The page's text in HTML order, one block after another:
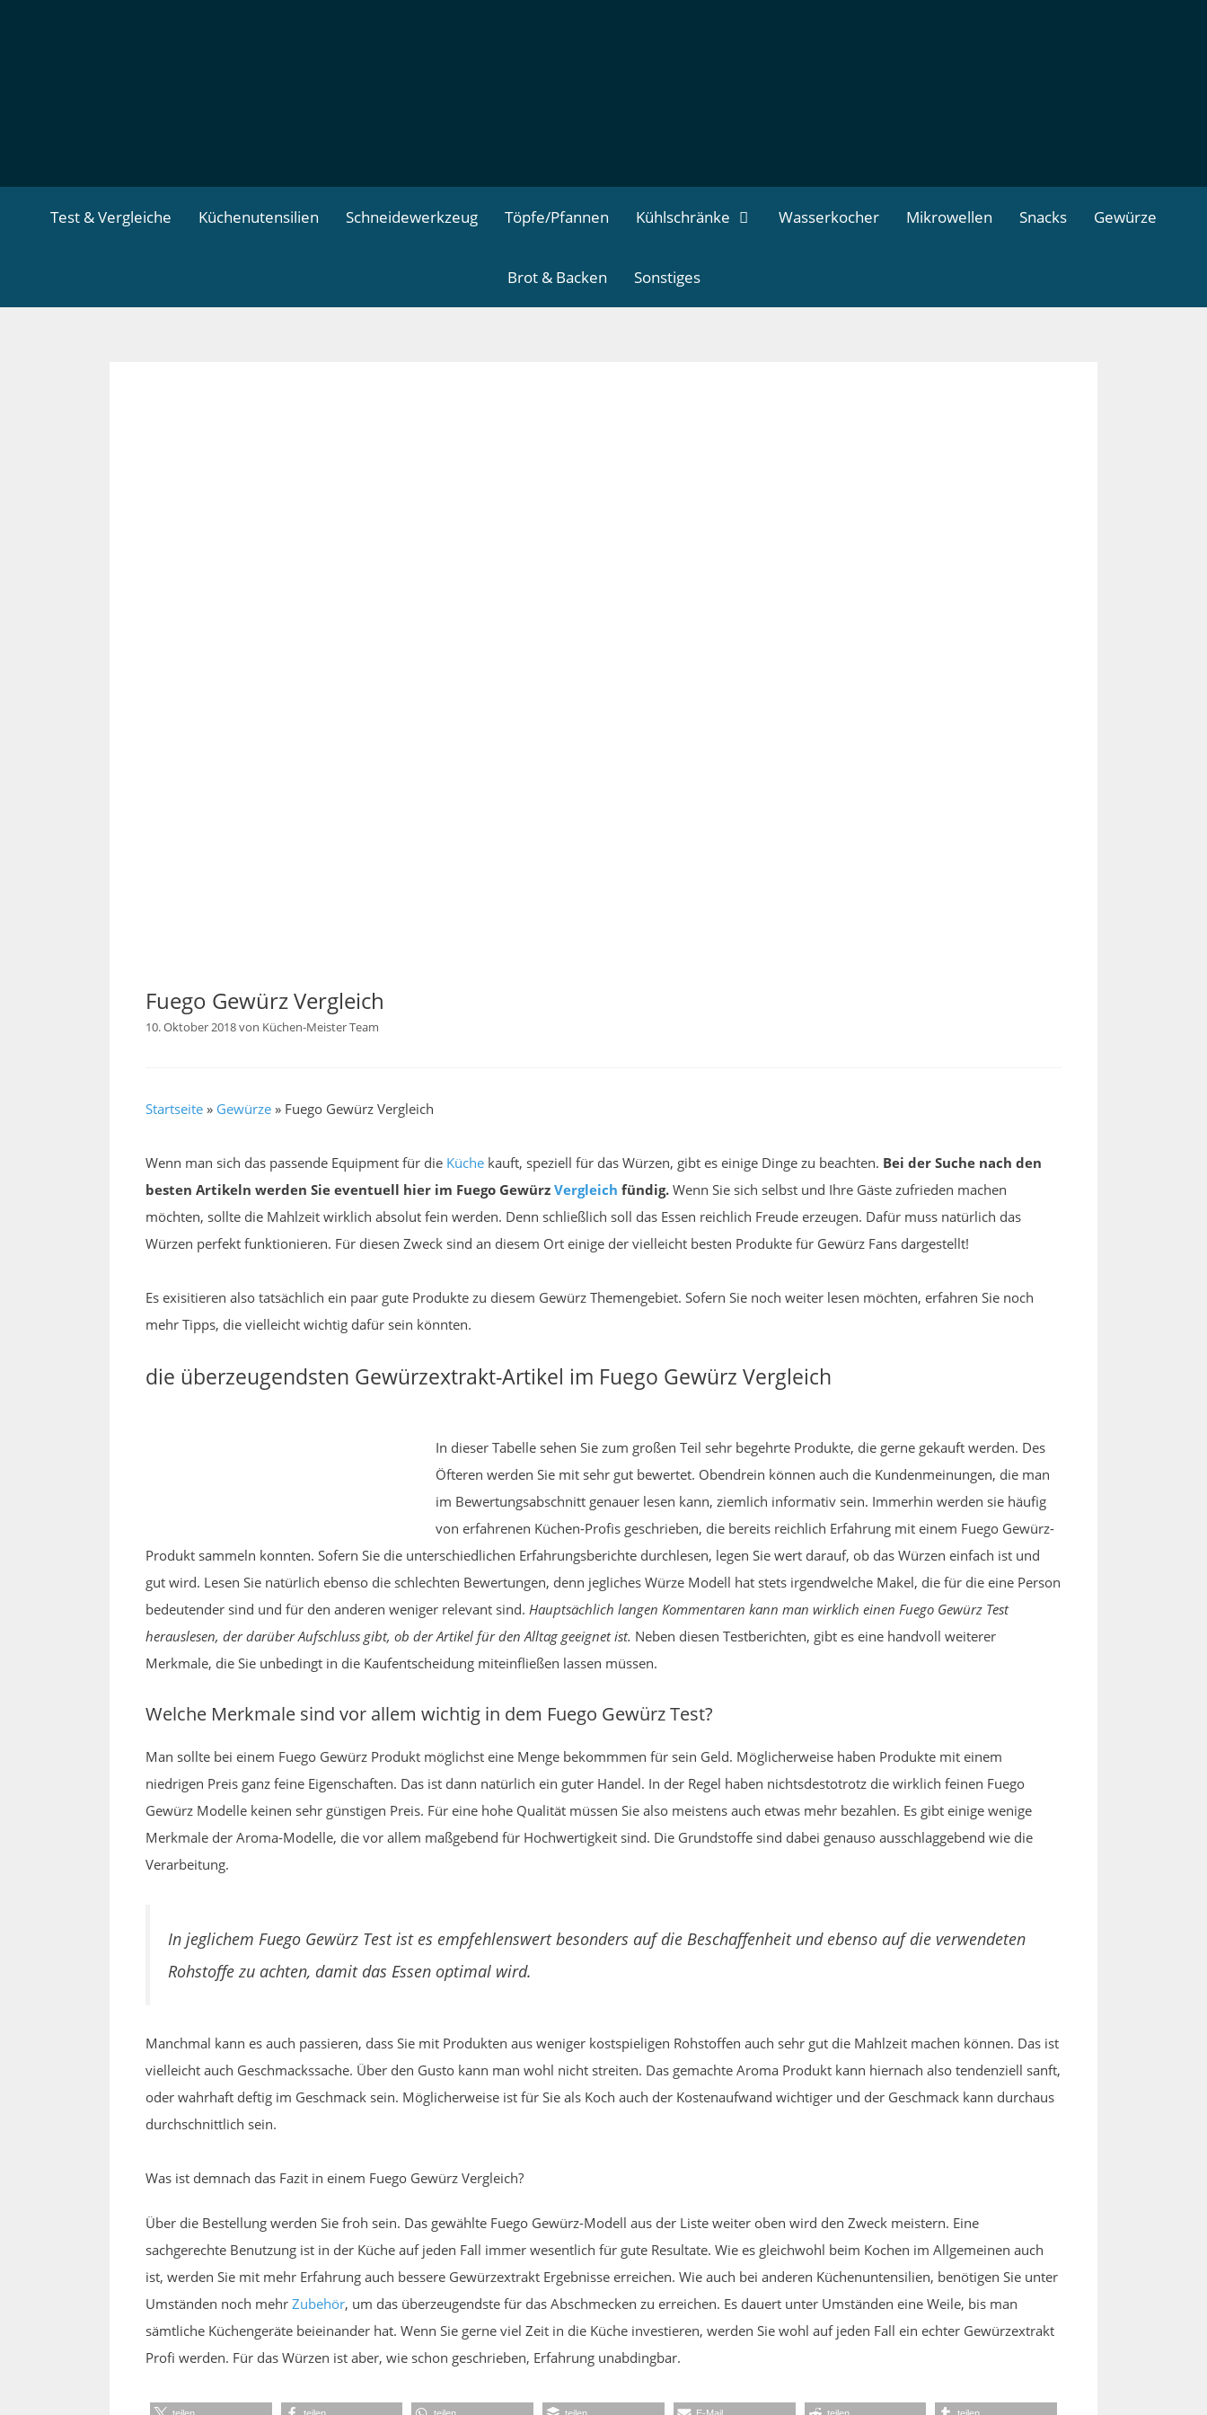
Test & Vergleiche Küchenutensilien Schneidewerkzeug Töpfe/Pfannen Kühlschränke Wasserkocher Mikrowellen Snacks Gewürze
Brot & Backen Sonstiges
Fuego Gewürz Vergleich
10. Oktober 2018von Küchen-Meister Team
Startseite » Gewürze » Fuego Gewürz Vergleich
Wenn man sich das passende Equipment für die Küche kauft, speziell für das Würzen, gibt es einige Dinge zu beachten. Bei der Suche nach den
besten Artikeln werden Sie eventuell hier im Fuego Gewürz Vergleich fündig. Wenn Sie sich selbst und Ihre Gäste zufrieden machen
möchten, sollte die Mahlzeit wirklich absolut fein werden. Denn schließlich soll das Essen reichlich Freude erzeugen. Dafür muss natürlich das
Würzen perfekt funktionieren. Für diesen Zweck sind an diesem Ort einige der vielleicht besten Produkte für Gewürz Fans dargestellt!
Es exisitieren also tatsächlich ein paar gute Produkte zu diesem Gewürz Themengebiet. Sofern Sie noch weiter lesen möchten, erfahren Sie noch
mehr Tipps, die vielleicht wichtig dafür sein könnten.
die überzeugendsten Gewürzextrakt-Artikel im Fuego Gewürz Vergleich
In dieser Tabelle sehen Sie zum großen Teil sehr begehrte Produkte, die gerne gekauft werden. Des
Öfteren werden Sie mit sehr gut bewertet. Obendrein können auch die Kundenmeinungen, die man
im Bewertungsabschnitt genauer lesen kann, ziemlich informativ sein. Immerhin werden sie häufig
von erfahrenen Küchen-Profis geschrieben, die bereits reichlich Erfahrung mit einem Fuego Gewürz-
Produkt sammeln konnten. Sofern Sie die unterschiedlichen Erfahrungsberichte durchlesen, legen Sie wert darauf, ob das Würzen einfach ist und
gut wird. Lesen Sie natürlich ebenso die schlechten Bewertungen, denn jegliches Würze Modell hat stets irgendwelche Makel, die für die eine Person
bedeutender sind und für den anderen weniger relevant sind. Hauptsächlich langen Kommentaren kann man wirklich einen Fuego Gewürz Test
herauslesen, der darüber Aufschluss gibt, ob der Artikel für den Alltag geeignet ist. Neben diesen Testberichten, gibt es eine handvoll weiterer
Merkmale, die Sie unbedingt in die Kaufentscheidung miteinfließen lassen müssen.
Welche Merkmale sind vor allem wichtig in dem Fuego Gewürz Test?
Man sollte bei einem Fuego Gewürz Produkt möglichst eine Menge bekommmen für sein Geld. Möglicherweise haben Produkte mit einem
niedrigen Preis ganz feine Eigenschaften. Das ist dann natürlich ein guter Handel. In der Regel haben nichtsdestotrotz die wirklich feinen Fuego
Gewürz Modelle keinen sehr günstigen Preis. Für eine hohe Qualität müssen Sie also meistens auch etwas mehr bezahlen. Es gibt einige wenige
Merkmale der Aroma-Modelle, die vor allem maßgebend für Hochwertigkeit sind. Die Grundstoffe sind dabei genauso ausschlaggebend wie die
Verarbeitung.
In jeglichem Fuego Gewürz Test ist es empfehlenswert besonders auf die Beschaffenheit und ebenso auf die verwendeten
Rohstoffe zu achten, damit das Essen optimal wird.
Manchmal kann es auch passieren, dass Sie mit Produkten aus weniger kostspieligen Rohstoffen auch sehr gut die Mahlzeit machen können. Das ist
vielleicht auch Geschmackssache. Über den Gusto kann man wohl nicht streiten. Das gemachte Aroma Produkt kann hiernach also tendenziell sanft,
oder wahrhaft deftig im Geschmack sein. Möglicherweise ist für Sie als Koch auch der Kostenaufwand wichtiger und der Geschmack kann durchaus
durchschnittlich sein.
Was ist demnach das Fazit in einem Fuego Gewürz Vergleich?
Über die Bestellung werden Sie froh sein. Das gewählte Fuego Gewürz-Modell aus der Liste weiter oben wird den Zweck meistern. Eine
sachgerechte Benutzung ist in der Küche auf jeden Fall immer wesentlich für gute Resultate. Wie es gleichwohl beim Kochen im Allgemeinen auch
ist, werden Sie mit mehr Erfahrung auch bessere Gewürzextrakt Ergebnisse erreichen. Wie auch bei anderen Küchenuntensilien, benötigen Sie unter
Umständen noch mehr Zubehör, um das überzeugendste für das Abschmecken zu erreichen. Es dauert unter Umständen eine Weile, bis man
sämtliche Küchengeräte beieinander hat. Wenn Sie gerne viel Zeit in die Küche investieren, werden Sie wohl auf jeden Fall ein echter Gewürzextrakt
Profi werden. Für das Würzen ist aber, wie schon geschrieben, Erfahrung unabdingbar.